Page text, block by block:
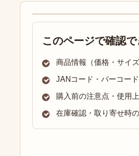
このページで確認で
商品情報（価格・サイ
JANコード・バーコー
購入前の注意点・使用
在庫確認・取り寄せ時